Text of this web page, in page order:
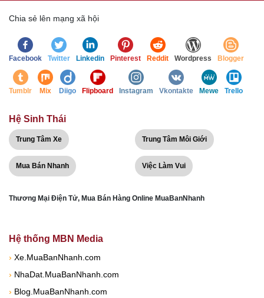
Chia sẻ lên mạng xã hội
Facebook Twitter Linkedin Pinterest Reddit Wordpress Blogger
Tumblr Mix Diigo Flipboard Instagram Vkontakte Mewe Trello
Hệ Sinh Thái
Trung Tâm Xe Trung Tâm Môi Giới
Mua Bán Nhanh Việc Làm Vui
Thương Mại Điện Tử, Mua Bán Hàng Online MuaBanNhanh
Hệ thống MBN Media
› Xe.MuaBanNhanh.com
› NhaDat.MuaBanNhanh.com
› Blog.MuaBanNhanh.com